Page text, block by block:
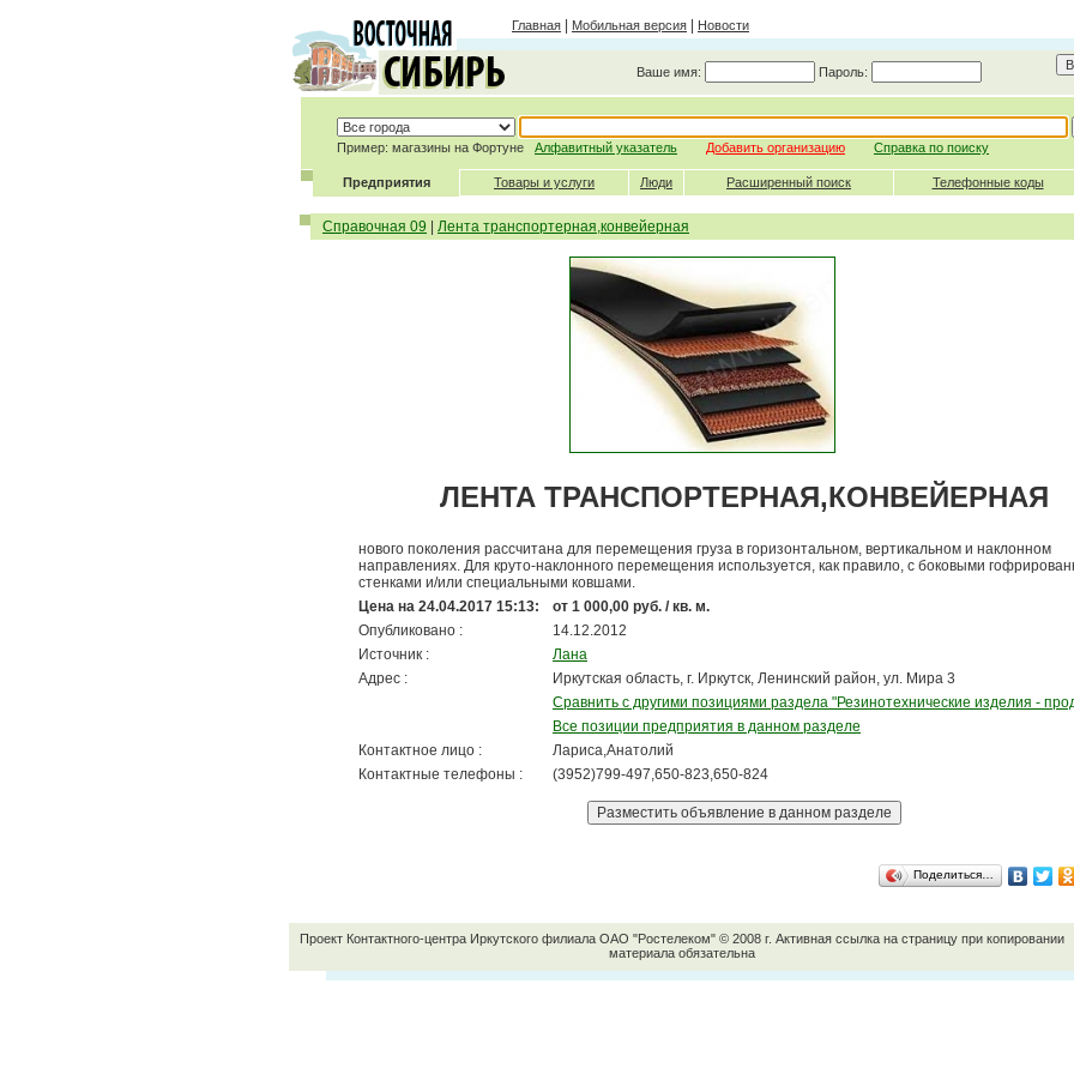
Главная Мобильная версия Новости
Ваше имя: Пароль:
Пример: магазины на Фортуне Алфавитный указатель Добавить организацию Справка по поиску
Предприятия Товары и услуги Люди Расширенный поиск Телефонные коды
Справочная 09 Лента транспортерная,конвейерная
ЛЕНТА ТРАНСПОРТЕРНАЯ,КОНВЕЙЕРНАЯ
нового поколения рассчитана для перемещения груза в горизонтальном, вертикальном и наклонном
направлениях. Для круто-наклонного перемещения используется, как правило, с боковыми
стенками и/или специальными ковшами.
Цена на 24.04.2017 15:13:
от 1 000,00 руб. / кв. м.
Опубликовано :
14.12.2012
Источник :
Лана
Адрес :
Иркутская область, г. Иркутск, Ленинский район, ул. Мира 3
Сравнить с другими позициями раздела "Резинотехнические изделия -
Все позиции предприятия в данном разделе
Контактное лицо :
Лариса,Анатолий
Контактные телефоны :
(3952)799-497,650-823,650-824
Поделиться…
Проект Контактного-центра Иркутского филиала ОАО "Ростелеком" © 2008 г. Активная ссылка на страницу при копировании
материала обязательна